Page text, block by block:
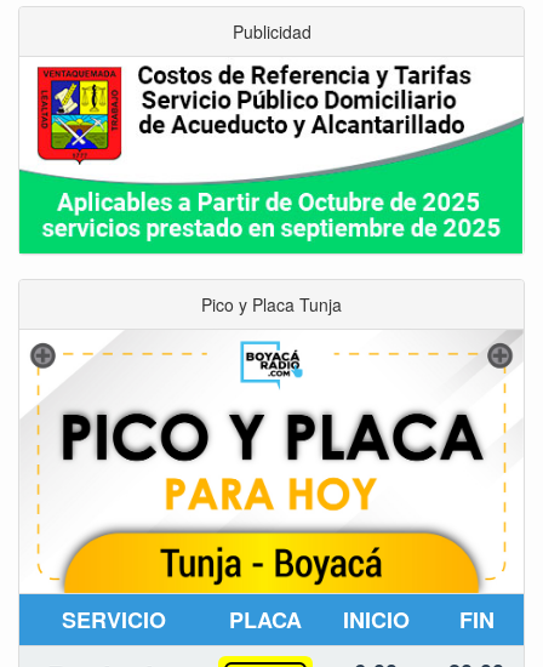
Publicidad
Pico y Placa Tunja
SERVICIO PLACA INICIO FIN